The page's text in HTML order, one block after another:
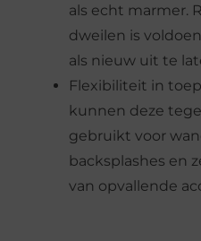
als echt marmer.
dweilen is
als nieuw uit te
Flexibiliteit in
kunnen deze
gebruikt voor
backsplashes en
van opvallende